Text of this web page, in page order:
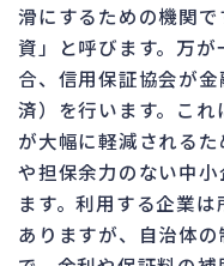
滑にするための機関
資」と呼びます。万
合、信用保証協会が
済）を行います。こ
が大幅に軽減される
や担保余力のない中
ます。利用する企業
ありますが、自治体